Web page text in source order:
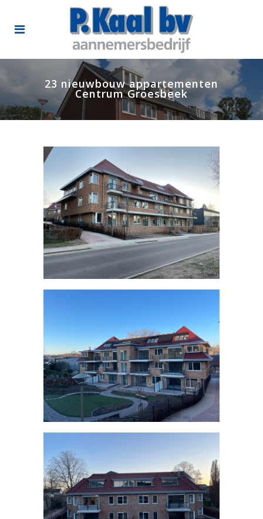
23 nieuwbouw appartementen
Centrum Groesbeek